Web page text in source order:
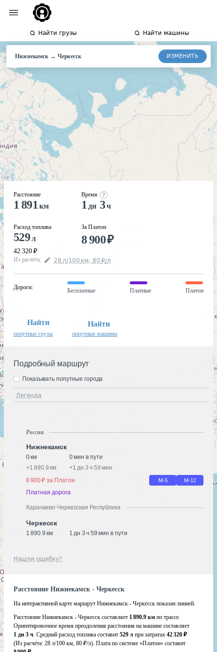
Найти грузы Найти машины
Нижнекамск → Черкесск ИЗМЕНИТЬ
Расстояние
1 891 км
Расход топлива
529л
42 320 ₽
Время
1 дн 3ч
За Платон
8 900₽
Из расчёта: 28 л/100 км, 80 ₽/л
Дороги:
Бесплатные Платные Платон
Найти
попутные грузы
Найти
попутные машины
Подробный маршрут
Легенда
Показывать попутные города
Россия
Нижнекамск
0 км
0 мин в пути
+1 890.9 км +1 дн 3 ч 59 мин
8 900 ₽ за Платон
М-5 М-12
Платная дорога
Карачаево-Черкесская Республика
Черкесск
1 890.9 км 1 дн 3 ч 59 мин в пути
Нашли ошибку?
Расстояние Нижнекамск - Черкесск
На интерактивной карте маршрут Нижнекамск - Черкесск показан линией.
Расстояние Нижнекамск - Черкесск составляет 1 890.9 км по трассе.
Ориентировочное время преодоления расстояния на машине составляет
1 дн 3 ч. Средний расход топлива составит 529 л при затратах 42 320 ₽
(Из расчёта: 28 л/100 км, 80 ₽/л). Плата по системе «Платон» составит